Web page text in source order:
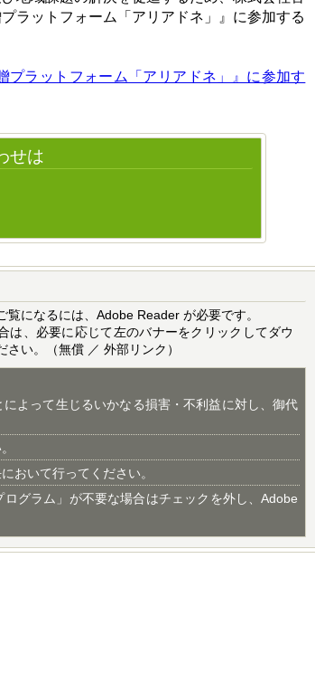
ラットフォーム「アリアドネ」』に参加する
プラットフォーム「アリアドネ」』に参加す
せは
覧になるには、Adobe Reader が必要です。
は、必要に応じて左のバナーをクリックしてダウ
さい。（無償 ／ 外部リンク）
よって生じるいかなる損害・不利益に対し、御代
おいて行ってください。
グラム」が不要な場合はチェックを外し、Adobe